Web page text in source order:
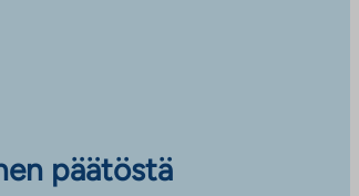
päätöstä